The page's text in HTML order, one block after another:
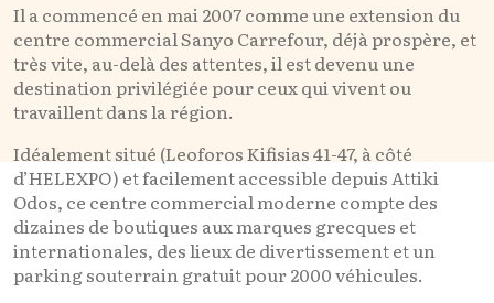
Il a commencé en mai 2007 comme une extension du
centre commercial Sanyo Carrefour, déjà prospère, et
très vite, au-delà des attentes, il est devenu une
destination privilégiée pour ceux qui vivent ou
travaillent dans la région.
Idéalement situé (Leoforos Kifisias 41-47, à côté
d’HELEXPO) et facilement accessible depuis Attiki
Odos, ce centre commercial moderne compte des
dizaines de boutiques aux marques grecques et
internationales, des lieux de divertissement et un
parking souterrain gratuit pour 2000 véhicules.